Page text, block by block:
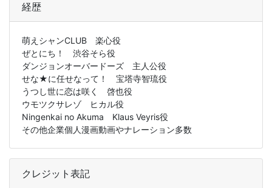
経歴
萌えシャンCLUB 楽心役
ぜとにち！ 渋谷そら役
ダンジョンオーバードーズ 主人公役
せな★に任せなって！ 宝塔寺智琉役
うつし世に恋は咲く 啓也役
ウモツクサレゾ ヒカル役
Ningenkai no Akuma Klaus Veyris役
その他企業個人漫画動画やナレーション多数
クレジット表記